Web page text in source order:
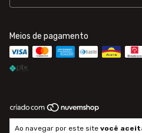
Ao navegar por este site você
Meios de pagamento
Copyright Eletronic Brasil -
reservados.